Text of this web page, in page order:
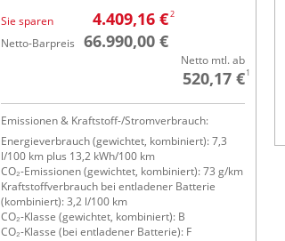
Sie sparen 4.409,16 €2
Netto-Barpreis 66.990,00 €
Netto mtl. ab
520,17 €1
Emissionen & Kraftstoff-/Stromverbrauch:
Energieverbrauch (gewichtet, kombiniert): 7,3
l/100 km plus 13,2 kWh/100 km
CO₂-Emissionen (gewichtet, kombiniert): 73 g/km
Kraftstoffverbrauch bei entladener Batterie
(kombiniert): 3,2 l/100 km
CO₂-Klasse (gewichtet, kombiniert): B
CO₂-Klasse (bei entladener Batterie): F